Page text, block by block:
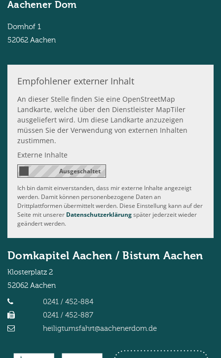
Aachener Dom
Domhof 1
52062 Aachen
Empfohlener externer Inhalt
An dieser Stelle finden Sie eine OpenStreetMap
Landkarte, welche über den Dienstleister MapTiler
ausgeliefert wird. Um diese Landkarte anzuzeigen
müssen Sie der Verwendung von externen Inhalten
zustimmen.
Externe Inhalte
Ich bin damit einverstanden, dass mir externe Inhalte angezeigt
werden. Damit können personenbezogene Daten an
Drittplattformen übermittelt werden. Diese Einstellung kann auf der
Seite mit unserer Datenschutzerklärungspäter jederzeit wieder
geändert werden.
Domkapitel Aachen / Bistum Aachen
Klosterplatz 2
52062 Aachen
0241 / 452-884
0241 / 452-887
heiligtumsfahrt@aachenerdom.de